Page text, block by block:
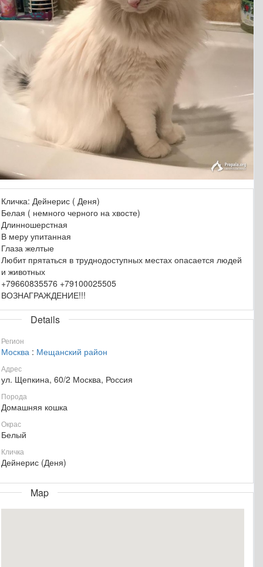
Кличка: Дейнерис ( Деня)
Белая ( немного черного на хвосте)
Длинношерстная
В меру упитанная
Глаза желтые
Любит прятаться в труднодоступных местах опасается людей
и животных
+79660835576 +79100025505
ВОЗНАГРАЖДЕНИЕ!!!
Details
Регион
Москва : Мещанский район
Адрес
ул. Щепкина, 60/2 Москва, Россия
Порода
Домашняя кошка
Окрас
Белый
Кличка
Дейнерис (Деня)
Map